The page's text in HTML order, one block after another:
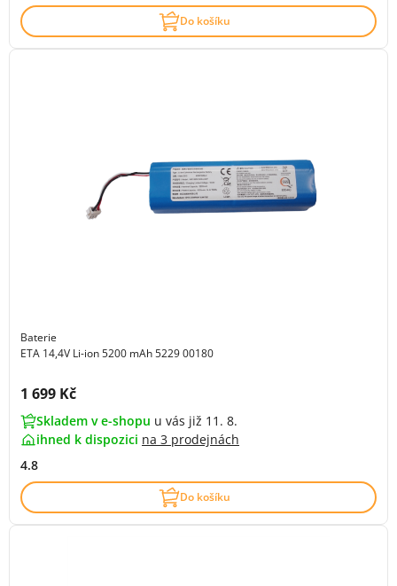
Do košíku
Baterie
ETA 14,4V Li-ion 5200 mAh 5229 00180
Cena s DPH:
1 699 Kč
Skladem v e-shopu u vás již 11. 8.
ihned k dispozici na 3 prodejnách
4.8
Do košíku